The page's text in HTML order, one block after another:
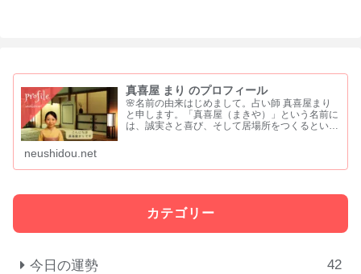
真喜屋 まり のプロフィール
🌸名前の由来はじめまして。占い師 真喜屋まり
と申します。「真喜屋（まきや）」という名前に
は、誠実さと喜び、そして居場所をつくるという
neushidou.net
カテゴリー
今日の運勢 42